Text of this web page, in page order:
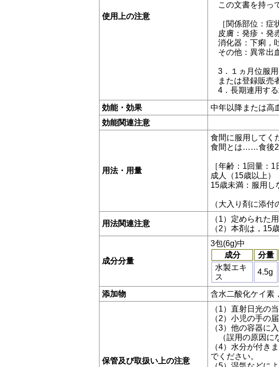
使用上の注意
この文書を持っ
［関係部位：症
皮膚：発疹・発
消化器：下痢，
その他：異常出
3．１ヵ月位服
または登録販売
4．長期連用す
効能・効果
中年以降または高
効能関連注意
用法・用量
食間に服用してく
食間とは……食後2
［年齢：1回量：1
成人（15歳以上）
15歳未満：服用し
（大入り剤に添付
用法関連注意
（1）定められた
（2）本剤は，15
成分分量
3包(6g)中
成分
分量
水製エキ
ス
4.5g
添加物
含水二酸化ケイ素
保管及び取扱い上の注意
（1）直射日光の
（2）小児の手の
（3）他の容器に
（誤用の原因に
（4）水分が付き
でください。